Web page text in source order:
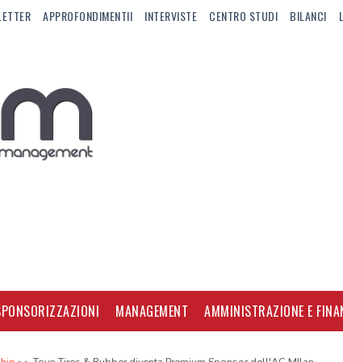
APPROFONDIMENTII INTERVISTE CENTRO STUDI BILANCI
MANAGEMENT AMMINISTRAZIONE E